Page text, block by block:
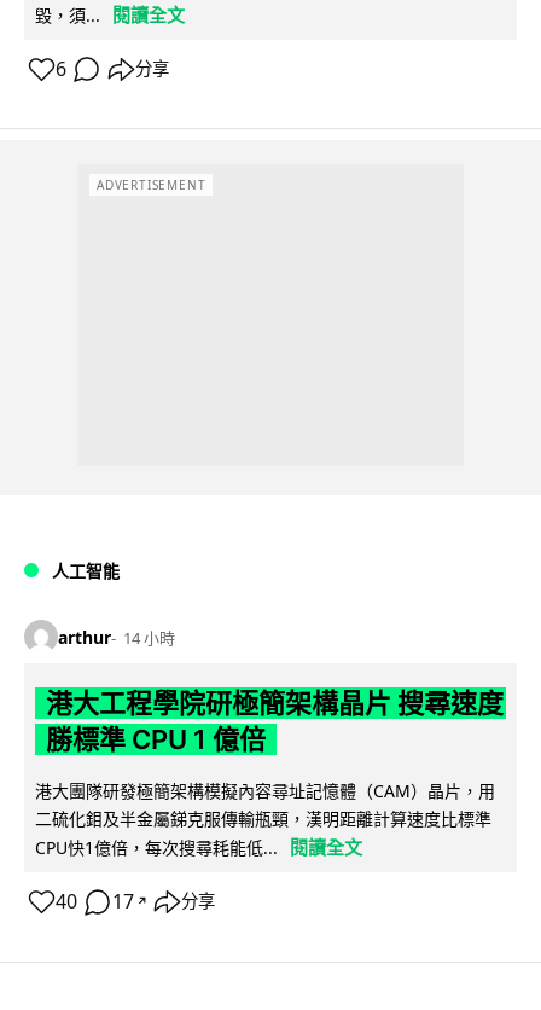
毀，須...
閱讀全文
6 分享
ADVERTISEMENT
人工智能
arthur 14 小時
港大工程學院研極簡架構晶片 搜尋速度
勝標準 CPU 1 億倍
港大團隊研發極簡架構模擬內容尋址記憶體（CAM）晶片，用
二硫化鉬及半金屬銻克服傳輸瓶頸，漢明距離計算速度比標準
CPU快1億倍，每次搜尋耗能低...
閱讀全文
40 17 ↗ 分享